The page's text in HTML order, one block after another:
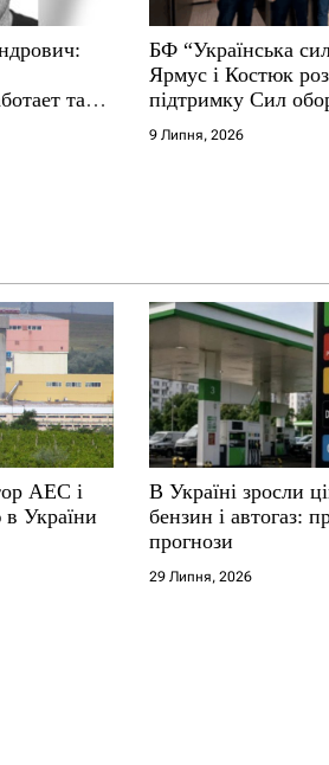
там,
БФ “Українська
Ярмус і Костюк
підтримку Сил
9 Липня, 2026
АЕС і
в України
В Україні зросли
бензин і автогаз:
прогнози
29 Липня, 2026